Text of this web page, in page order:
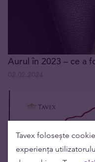
Aurul în 2023 – ce a
Tavex folosește
experiența